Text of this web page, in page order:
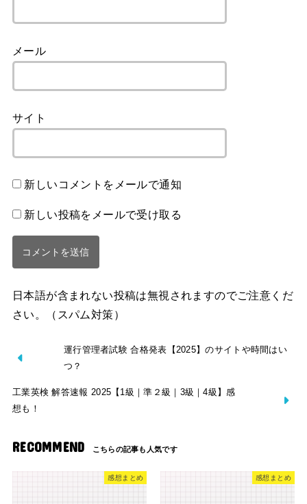
メール
サイト
新しいコメントをメールで通知
新しい投稿をメールで受け取る
日本語が含まれない投稿は無視されますのでご注意くだ
さい。（スパム対策）
運行管理者試験 合格発表【2025】のサイトや時間はい
つ？
工業英検 解答速報 2025【1級｜準２級｜3級｜4級】感
想も！
RECOMMEND
感想まとめ 感想まとめ